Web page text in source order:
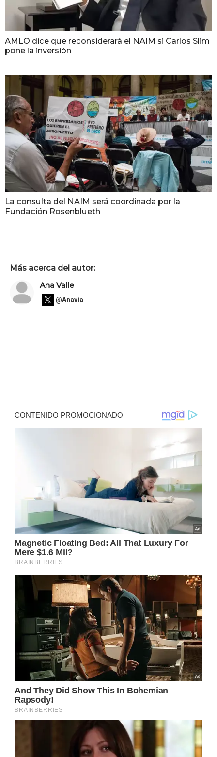
AMLO dice que reconsiderará el NAIM si Carlos Slim
pone la inversión
La consulta del NAIM será coordinada por la
Fundación Rosenblueth
Más acerca del autor:
Ana Valle
@Anavia